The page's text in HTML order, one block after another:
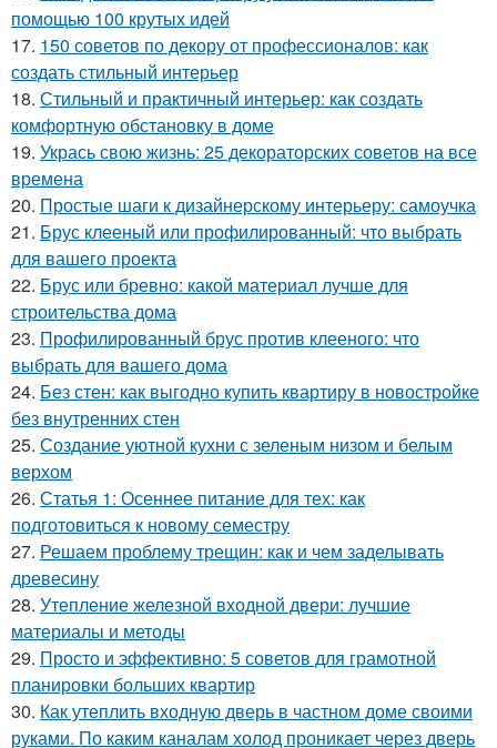
помощью 100 крутых идей
17. 150 советов по декору от профессионалов: как
создать стильный интерьер
18. Стильный и практичный интерьер: как создать
комфортную обстановку в доме
19. Укрась свою жизнь: 25 декораторских советов на все
времена
20. Простые шаги к дизайнерскому интерьеру: самоучка
21. Брус клееный или профилированный: что выбрать
для вашего проекта
22. Брус или бревно: какой материал лучше для
строительства дома
23. Профилированный брус против клееного: что
выбрать для вашего дома
24. Без стен: как выгодно купить квартиру в новостройке
без внутренних стен
25. Создание уютной кухни с зеленым низом и белым
верхом
26. Статья 1: Осеннее питание для тех: как
подготовиться к новому семестру
27. Решаем проблему трещин: как и чем заделывать
древесину
28. Утепление железной входной двери: лучшие
материалы и методы
29. Просто и эффективно: 5 советов для грамотной
планировки больших квартир
30. Как утеплить входную дверь в частном доме своими
руками. По каким каналам холод проникает через дверь